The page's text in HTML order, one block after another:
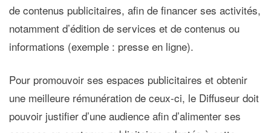
de contenus publicitaires, afin de financer ses activités,
notamment d’édition de services et de contenus ou
informations (exemple : presse en ligne).
Pour promouvoir ses espaces publicitaires et obtenir
une meilleure rémunération de ceux-ci, le Diffuseur doit
pouvoir justifier d’une audience afin d’alimenter ses